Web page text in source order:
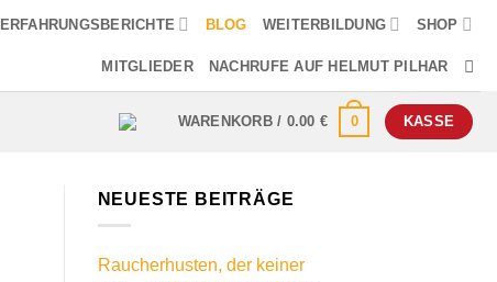
ERFAHRUNGSBERICHTE BLOG WEITERBILDUNG SHOP
MITGLIEDER NACHRUFE AUF HELMUT PILHAR
WARENKORB / 0.00 € 0 KASSE
NEUESTE BEITRÄGE
Raucherhusten, der keiner